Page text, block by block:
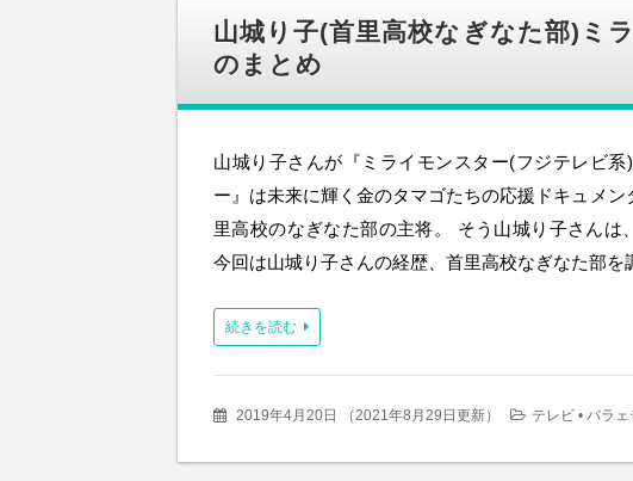
山城り子(首里高校なぎなた部)ミ
のまとめ
山城り子さんが『ミライモンスター(フジテレビ
ー』は未来に輝く金のタマゴたちの応援ドキュメ
里高校のなぎなた部の主将。 そう山城り子さんは
今回は山城り子さんの経歴、首里高校なぎなた部を
続きを読む
2019年4月20日 （2021年8月29日更新） テレビ • バラェ